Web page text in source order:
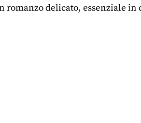
delicato, essenziale